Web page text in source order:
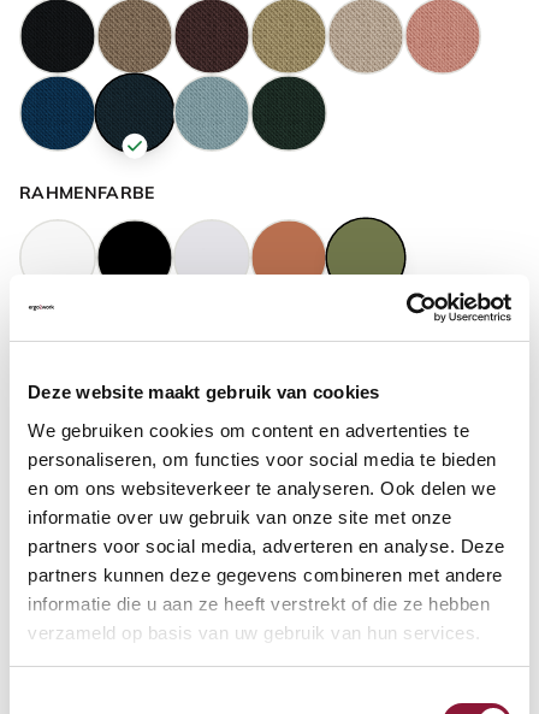
Deze website maakt gebruik van cookies
We gebruiken cookies om content en advertenties te
personaliseren, om functies voor social media te bieden
en om ons websiteverkeer te analyseren. Ook delen we
informatie over uw gebruik van onze site met onze
partners voor social media, adverteren en analyse. Deze
partners kunnen deze gegevens combineren met andere
informatie die u aan ze heeft verstrekt of die ze hebben
verzameld op basis van uw gebruik van hun services.
RAHMENFARBE
GASFEDERHÖHE
BODENKONTAKT
FUSSRING ?